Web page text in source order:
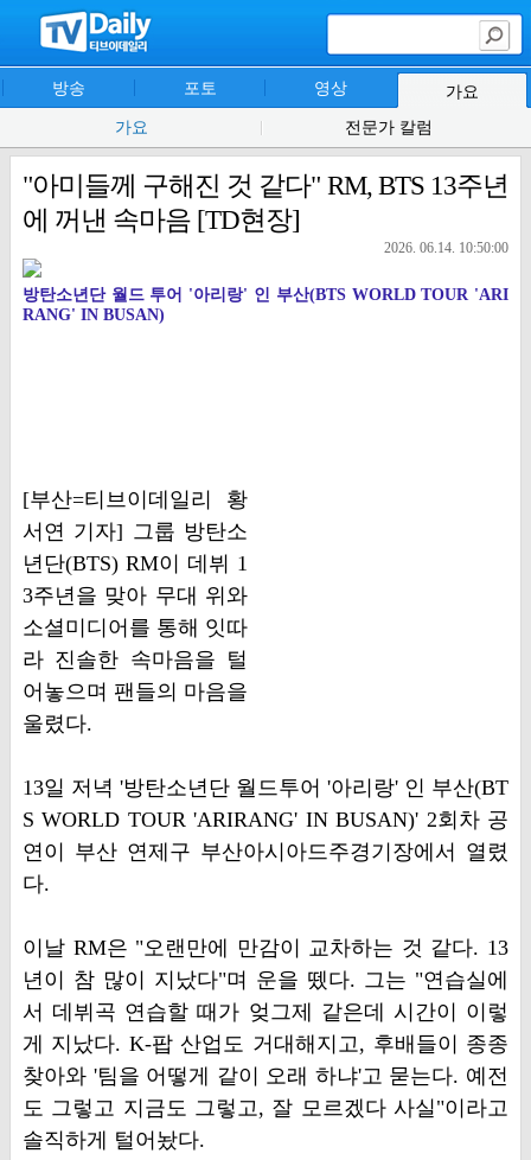
방송 포토 영상
가요
가요
전문가 칼럼
"아미들께 구해진 것 같다" RM, BTS 13주년
에 꺼낸 속마음 [TD현장]
2026. 06.14. 10:50:00
방탄소년단 월드 투어 '아리랑' 인 부산(BTS WORLD TOUR 'ARI
RANG' IN BUSAN)
[부산=티브이데일리 황
서연 기자] 그룹 방탄소
년단(BTS) RM이 데뷔 1
3주년을 맞아 무대 위와
소셜미디어를 통해 잇따
라 진솔한 속마음을 털
어놓으며 팬들의 마음을
울렸다.
13일 저녁 '방탄소년단 월드투어 '아리랑' 인 부산(BT
S WORLD TOUR 'ARIRANG' IN BUSAN)' 2회차 공
연이 부산 연제구 부산아시아드주경기장에서 열렸
다.
이날 RM은 "오랜만에 만감이 교차하는 것 같다. 13
년이 참 많이 지났다"며 운을 뗐다. 그는 "연습실에
서 데뷔곡 연습할 때가 엊그제 같은데 시간이 이렇
게 지났다. K-팝 산업도 거대해지고, 후배들이 종종
찾아와 '팀을 어떻게 같이 오래 하냐'고 묻는다. 예전
도 그렇고 지금도 그렇고, 잘 모르겠다 사실"이라고
솔직하게 털어놨다.